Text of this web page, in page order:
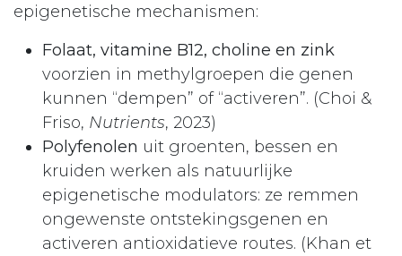
epigenetische mechanismen:
Folaat, vitamine B12, choline en zink
voorzien in methylgroepen die genen
kunnen “dempen” of “activeren”. (Choi &
Friso, Nutrients, 2023)
Polyfenolen uit groenten, bessen en
kruiden werken als natuurlijke
epigenetische modulators: ze remmen
ongewenste ontstekingsgenen en
activeren antioxidatieve routes. (Khan et